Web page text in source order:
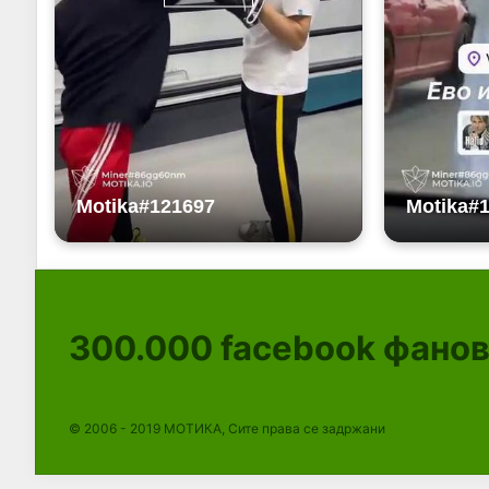
300.000 facebook
© 2006 - 2019 МОТИКА, Сите права се задржани